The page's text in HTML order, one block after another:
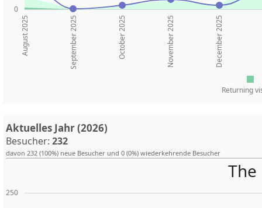
0
August 2025 September 2025 October 2025 November 2025 December 2025
Returning
Aktuelles Jahr (2026)
Besucher: 232
davon 232 (100%) neue Besucher und 0 (0%) wiederkehrende Besucher
250
The